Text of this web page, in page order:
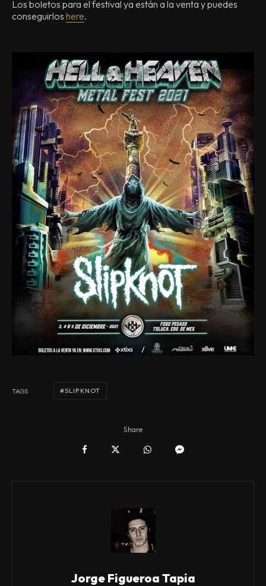
Los boletos para el festival ya están a la venta y puedes
conseguirlos here.
TAGS SLIPKNOT
Share
Jorge Figueroa Tapia